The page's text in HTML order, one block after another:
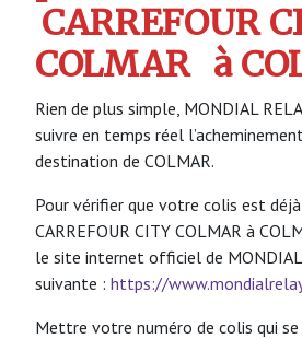
CARREFOUR
COLMAR à
Rien de plus simple, MONDIAL
suivre en temps réel
destination de COLMAR.
Pour vérifier que votre colis est
CARREFOUR CITY COLMAR à
le site internet officiel de MONDIAL
suivante : https://
Mettre votre numéro de colis qui